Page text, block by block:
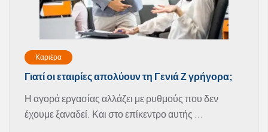
Καριέρα
Γιατί οι εταιρίες απολύουν τη Γενιά Ζ γρήγορα;
Η αγορά εργασίας αλλάζει με ρυθμούς που δεν
έχουμε ξαναδεί. Και στο επίκεντρο αυτής ...